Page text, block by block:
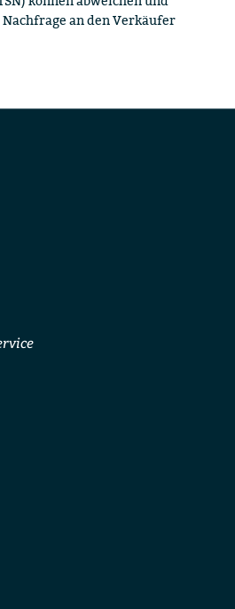
an den Verkäufer